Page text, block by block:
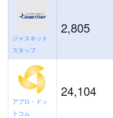
ジャスネット
スタッフ
2,805
アプロ・ドッ
トコム
24,104